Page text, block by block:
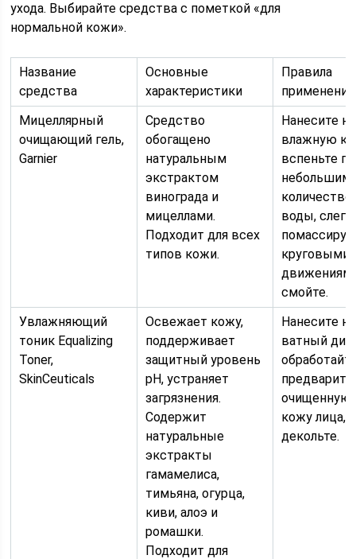
ухода. Выбирайте средства с пометкой «для
нормальной кожи».
Название
средства
Основные
характеристики
Правила
применения
Мицеллярный
очищающий гель,
Garnier
Средство
обогащено
натуральным
экстрактом
винограда и
мицеллами.
Подходит для всех
типов кожи.
Нанесите на
влажную
вспеньте
небольшим
воды,
круговыми
смойте.
Увлажняющий
тоник Equalizing
Toner,
SkinCeuticals
Освежает кожу,
поддерживает
защитный уровень
pH, устраняет
загрязнения.
Содержит
натуральные
экстракты
гамамелиса,
тимьяна, огурца,
киви, алоэ и
ромашки.
Подходит для
Нанесите на
ватный
очищенную
кожу лица,
декольте.